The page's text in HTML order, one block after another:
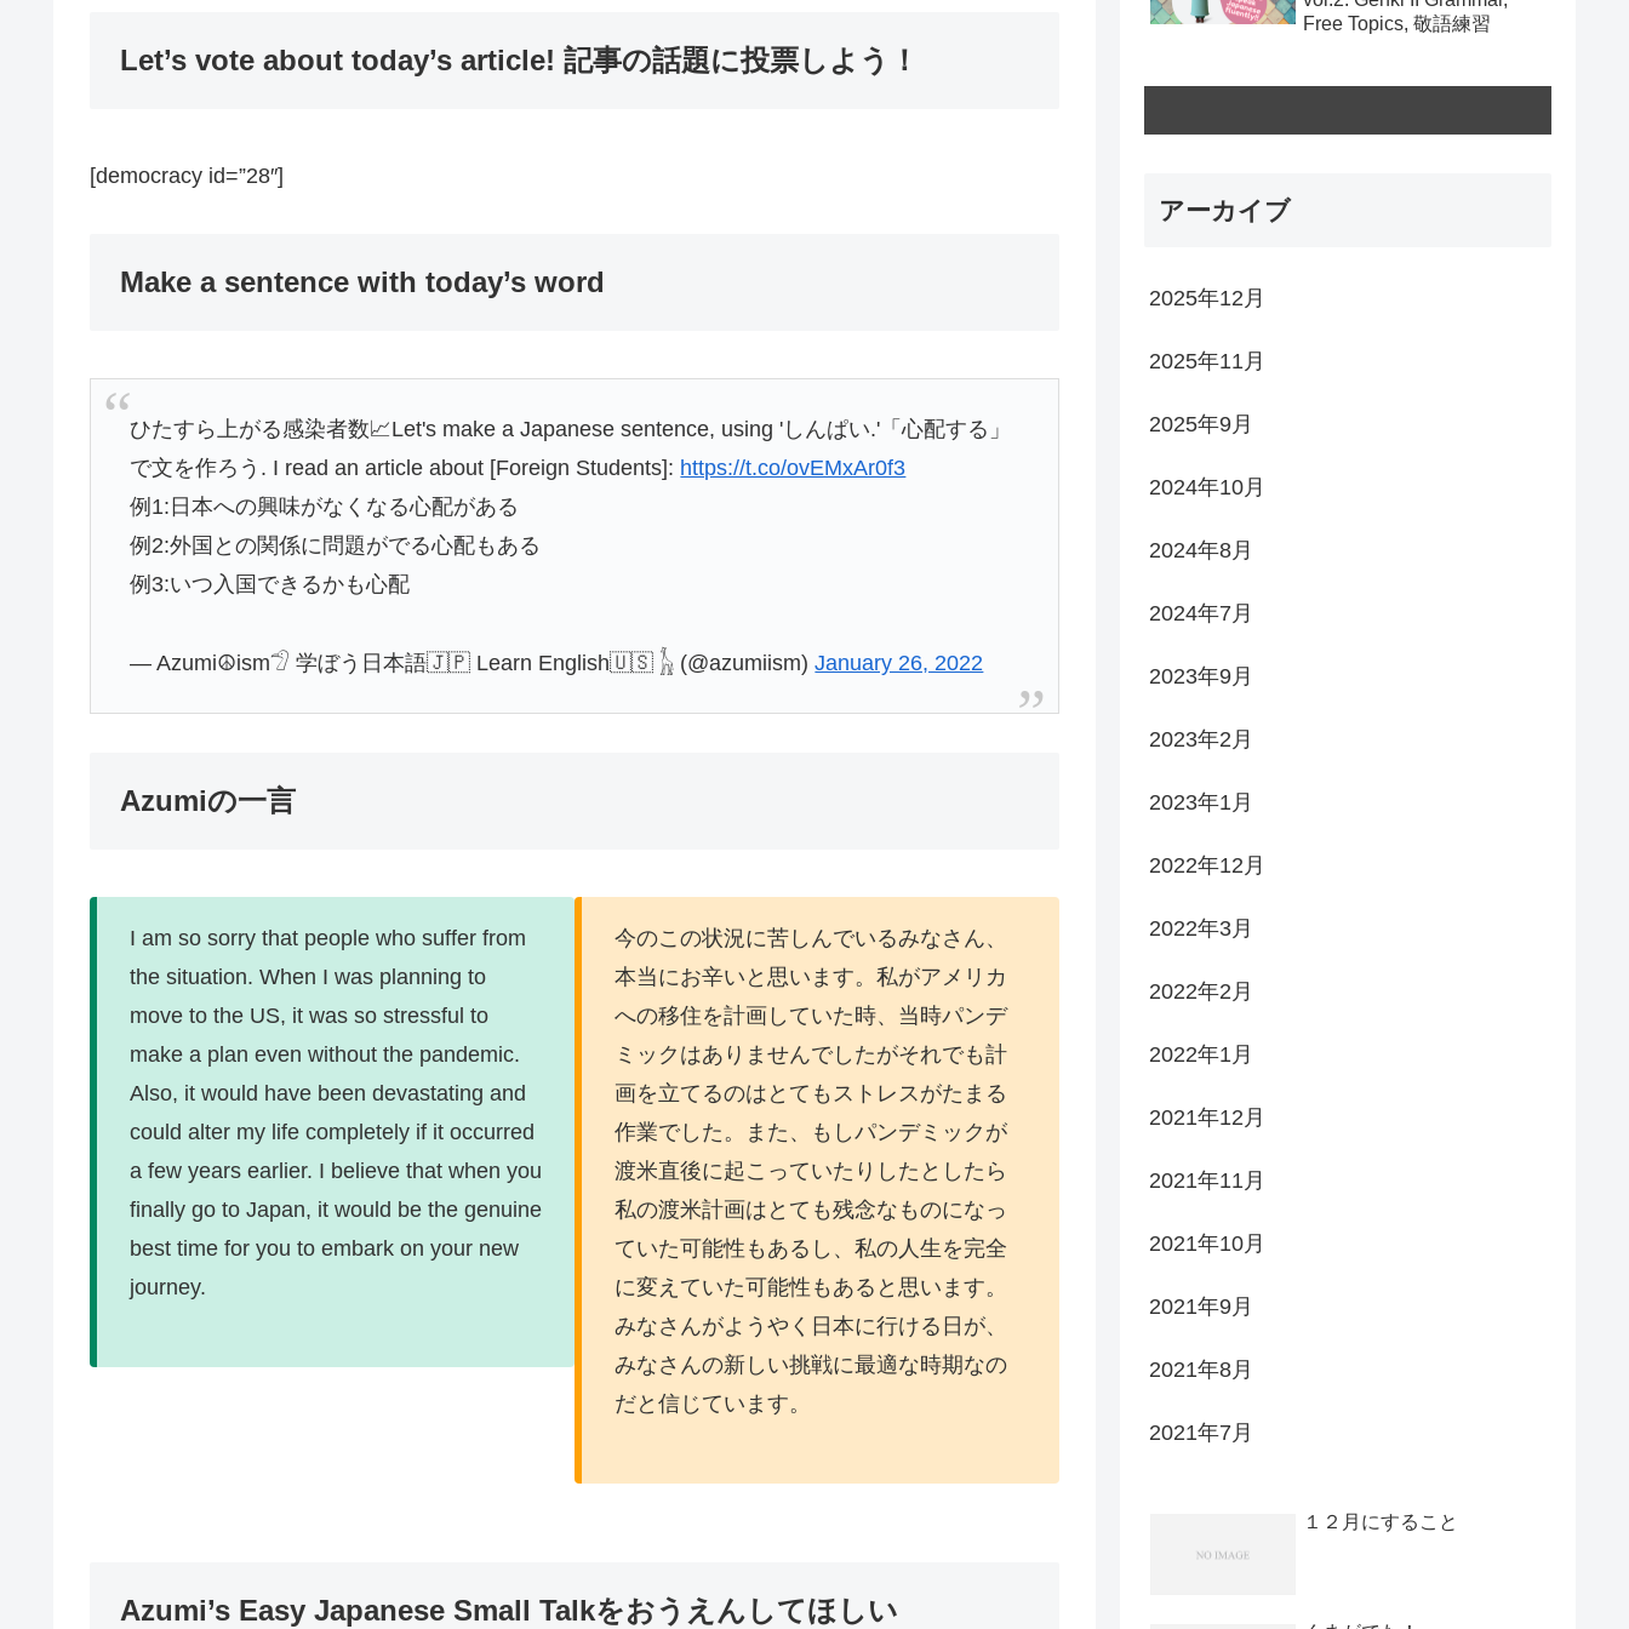
Let’s vote about today’s article! 記事の話題に投票しよう！
[democracy id=”28″]
Make a sentence with today’s word
ひたすら上がる感染者数📈Let's make a Japanese sentence, using 'しんぱい.'「心配する」
で文を作ろう. I read an article about [Foreign Students]: https://t.co/ovEMxAr0f3
例1:日本への興味がなくなる心配がある
例2:外国との関係に問題がでる心配もある
例3:いつ入国できるかも心配
— Azumi☮ism𓅿 学ぼう日本語🇯🇵 Learn English🇺🇸 𓃱 (@azumiism)January 26, 2022
Azumiの一言
I am so sorry that people who suffer from
the situation. When I was planning to
move to the US, it was so stressful to
make a plan even without the pandemic.
Also, it would have been devastating and
could alter my life completely if it occurred
a few years earlier. I believe that when you
finally go to Japan, it would be the genuine
best time for you to embark on your new
journey.
今のこの状況に苦しんでいるみなさん、
本当にお辛いと思います。私がアメリカ
への移住を計画していた時、当時パンデ
ミックはありませんでしたがそれでも計
画を立てるのはとてもストレスがたまる
作業でした。また、もしパンデミックが
渡米直後に起こっていたりしたとしたら
私の渡米計画はとても残念なものになっ
ていた可能性もあるし、私の人生を完全
に変えていた可能性もあると思います。
みなさんがようやく日本に行ける日が、
みなさんの新しい挑戦に最適な時期なの
だと信じています。
Azumi’s Easy Japanese Small Talkをおうえんしてほしい
Free Topics, 敬語練習
アーカイブ
2025年12月
2025年11月
2025年9月
2024年10月
2024年8月
2024年7月
2023年9月
2023年2月
2023年1月
2022年12月
2022年3月
2022年2月
2022年1月
2021年12月
2021年11月
2021年10月
2021年9月
2021年8月
2021年7月
１２月にすること